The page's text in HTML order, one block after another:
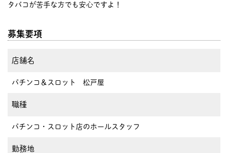
タバコが苦手な方でも安心ですよ！
募集要項
店舗名
パチンコ＆スロット 松戸屋
職種
パチンコ・スロット店のホールスタッフ
勤務地